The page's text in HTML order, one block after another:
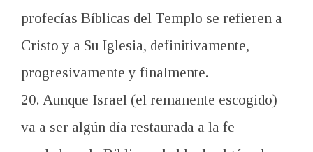
profecías Bíblicas del Templo se refieren a
Cristo y a Su Iglesia, definitivamente,
progresivamente y finalmente.
20. Aunque Israel (el remanente escogido)
va a ser algún día restaurada a la fe